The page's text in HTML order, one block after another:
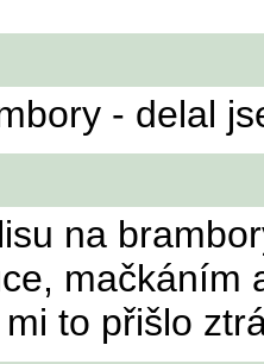
- delal
na
mačkáním
to přišlo